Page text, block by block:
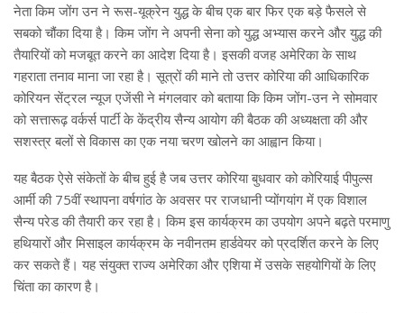
नेता किम जोंग उन ने रूस-यूक्रेन युद्ध के बीच एक बार फिर एक बड़े फैसले से
सबको चौंका दिया है। किम जोंग ने अपनी सेना को युद्ध अभ्यास करने और युद्ध की
तैयारियों को मजबूत करने का आदेश दिया है। इसकी वजह अमेरिका के साथ
गहराता तनाव माना जा रहा है। सूत्रों की माने तो उत्तर कोरिया की आधिकारिक
कोरियन सेंट्रल न्यूज एजेंसी ने मंगलवार को बताया कि किम जोंग-उन ने सोमवार
को सत्तारूढ़ वर्कर्स पार्टी के केंद्रीय सैन्य आयोग की बैठक की अध्यक्षता की और
सशस्त्र बलों से विकास का एक नया चरण खोलने का आह्वान किया।
यह बैठक ऐसे संकेतों के बीच हुई है जब उत्तर कोरिया बुधवार को कोरियाई पीपुल्स
आर्मी की 75वीं स्थापना वर्षगांठ के अवसर पर राजधानी प्योंगयांग में एक विशाल
सैन्य परेड की तैयारी कर रहा है। किम इस कार्यक्रम का उपयोग अपने बढ़ते परमाणु
हथियारों और मिसाइल कार्यक्रम के नवीनतम हार्डवेयर को प्रदर्शित करने के लिए
कर सकते हैं। यह संयुक्त राज्य अमेरिका और एशिया में उसके सहयोगियों के लिए
चिंता का कारण है।